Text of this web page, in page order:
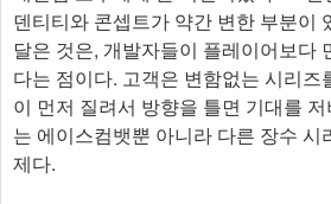
덴티티와 콘셉트가 약간 변한 부분이
달은 것은, 개발자들이 플레이어보다
다는 점이다. 고객은 변함없는 시리즈
이 먼저 질려서 방향을 틀면 기대를
는 에이스컴뱃뿐 아니라 다른 장수 시
제다.